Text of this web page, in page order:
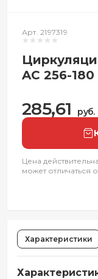
Арт. 2197319
AC 256-180
285,61 руб.
Цена
может отличаться
Характеристики